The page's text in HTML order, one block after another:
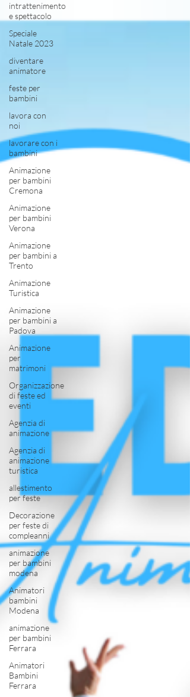
intrattenimento
e spettacolo
Speciale
Natale 2023
diventare
animatore
feste per
bambini
lavora con
noi
lavorare con i
bambini
Animazione
per bambini
Cremona
Animazione
per bambini
Verona
Animazione
per bambini a
Trento
Animazione
Turistica
Animazione
per bambini a
Padova
Animazione
per
matrimoni
Organizzazione
di feste ed
eventi
Agenzia di
animazione
Agenzia di
animazione
turistica
allestimento
per feste
Decorazione
per feste di
compleanni
animazione
per bambini
modena
Animatori
bambini
Modena
animazione
per bambini
Ferrara
Animatori
Bambini
Ferrara